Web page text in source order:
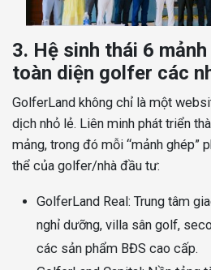
3. Hệ sinh thái 6
toàn diện golfer các
GolferLand không chỉ là một
dịch nhỏ lẻ. Liên minh phát triển
mảng, trong đó mỗi “mảnh ghép”
thể của golfer/nhà đầu tư:
GolferLand Real: Trung tâm
nghỉ dưỡng, villa sân golf,
các sản phẩm BĐS cao cấp.